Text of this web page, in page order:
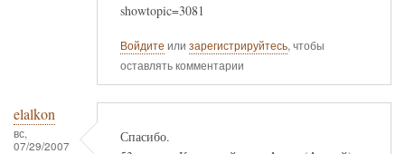
showtopic=3081
Войдите или зарегистрируйтесь, чтобы
оставлять комментарии
elalkon
вс,
07/29/2007
Спасибо.